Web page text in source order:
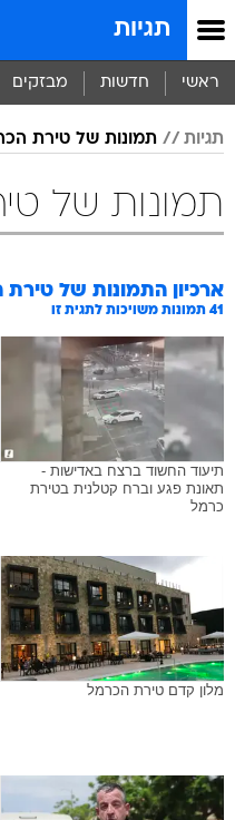
תגיות
ראשי חדשות מבזקים
תגיות תמונות של טירת
תמונות של
ארכיון התמונות של טירת
41 תמונות משויכות לתגית זו
תיעוד החשוד ברצח באדישות -
תאונת פגע וברח קטלנית בטירת
כרמל
מלון קדם טירת הכרמל